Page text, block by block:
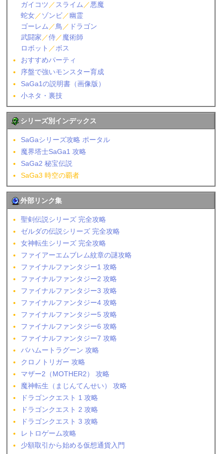
ガイコツ／スライム／悪魔
蛇女／ゾンビ／幽霊
ゴーレム／鳥／ ドラゴン
武闘家／侍／魔術師
ロボット ／ボス
おすすめパーティ
序盤で強いモンスター育成
SaGa1の説明書（画像版）
小ネタ・裏技
シリーズ別インデックス
SaGaシリーズ攻略 ポータル
魔界塔士SaGa1 攻略
SaGa2 秘宝伝説
SaGa3 時空の覇者
外部リンク集
聖剣伝説シリーズ 完全攻略
ゼルダの伝説シリーズ 完全攻略
女神転生シリーズ 完全攻略
ファイアーエムブレム紋章の謎攻略
ファイナルファンタジー1 攻略
ファイナルファンタジー2 攻略
ファイナルファンタジー3 攻略
ファイナルファンタジー4 攻略
ファイナルファンタジー5 攻略
ファイナルファンタジー6 攻略
ファイナルファンタジー7 攻略
バハムートラグーン 攻略
クロノトリガー 攻略
マザー2（MOTHER2） 攻略
魔神転生（まじんてんせい） 攻略
ドラゴンクエスト 1 攻略
ドラゴンクエスト 2 攻略
ドラゴンクエスト 3 攻略
レトロゲーム攻略
少額取引から始める仮想通貨入門